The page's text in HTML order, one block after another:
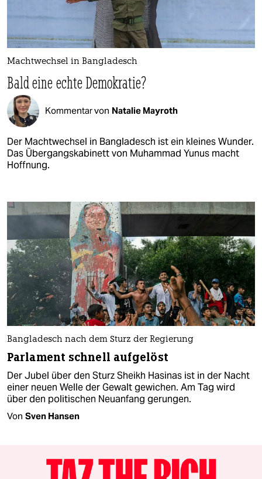
Machtwechsel in Bangladesch
Bald eine echte Demokratie?
Kommentar von Natalie Mayroth
Der Machtwechsel in Bangladesch ist ein kleines Wunder.
Das Übergangskabinett von Muhammad Yunus macht
Hoffnung.
Bangladesch nach dem Sturz der Regierung
Parlament schnell aufgelöst
Der Jubel über den Sturz Sheikh Hasinas ist in der Nacht
einer neuen Welle der Gewalt gewichen. Am Tag wird
über den politischen Neuanfang gerungen.
Von Sven Hansen